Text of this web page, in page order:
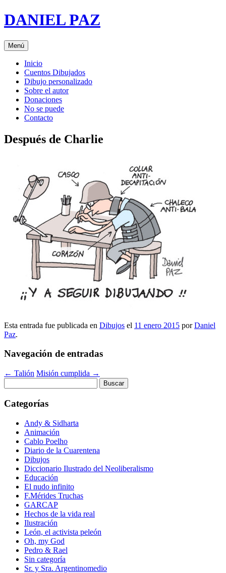
Saltar
al
DANIEL PAZ
Menú
Inicio
Cuentos Dibujados
Dibujo personalizado
Sobre el autor
Donaciones
No se puede
Contacto
Después de Charlie
Esta entrada fue publicada en Dibujos el 11 enero 2015 porDaniel
Paz.
Navegación de entradas
← Talión Misión cumplida →
Categorías
Andy & Sidharta
Animación
Cablo Poelho
Diario de la Cuarentena
Dibujos
Diccionario Ilustrado del Neoliberalismo
Educación
El nudo infinito
F.Mérides Truchas
GARCAP
Hechos de la vida real
Ilustración
León, el activista peleón
Oh, my God
Pedro & Rael
Sin categoría
Sr. y Sra. Argentinomedio